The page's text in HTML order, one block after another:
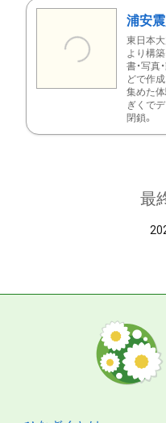
浦安震
東日本
より構
書・写真
どで作
集めた
ぎくで
閉鎖。
最